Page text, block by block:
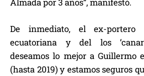
De inmediato, el ex-portero
ecuatoriana y del los
deseamos lo mejor a Guillermo
(hasta 2019) y estamos seguros